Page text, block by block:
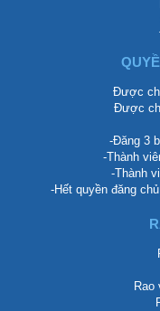
Được
Được
-Đăng 3
-Thành
-Thành
-Hết quyền đăng
Rao